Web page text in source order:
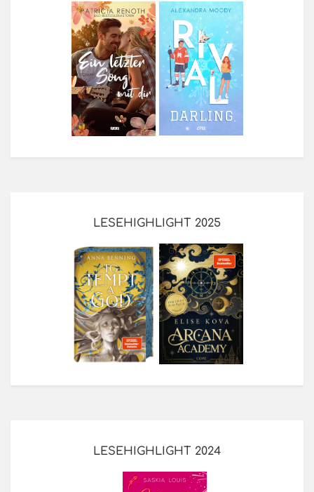
LESEHIGHLIGHT 2025
LESEHIGHLIGHT 2024